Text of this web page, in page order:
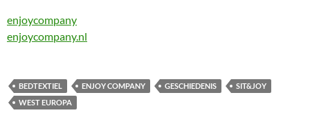
enjoycompany
enjoycompany.nl
BEDTEXTIEL ENJOY COMPANY GESCHIEDENIS
SIT&JOY
WEST EUROPA